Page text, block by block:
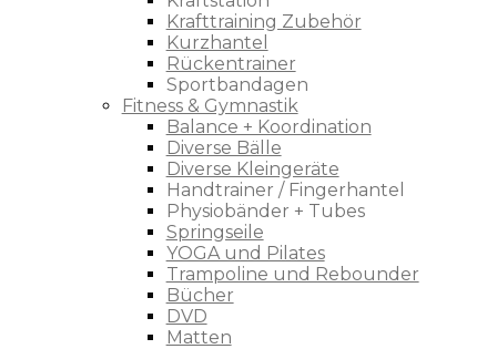
Krafttraining Zubehör
Kurzhantel
Rückentrainer
Sportbandagen
Fitness & Gymnastik
Balance + Koordination
Diverse Bälle
Diverse Kleingeräte
Handtrainer / Fingerhantel
Physiobänder + Tubes
Springseile
YOGA und Pilates
Trampoline und Rebounder
Bücher
DVD
Matten